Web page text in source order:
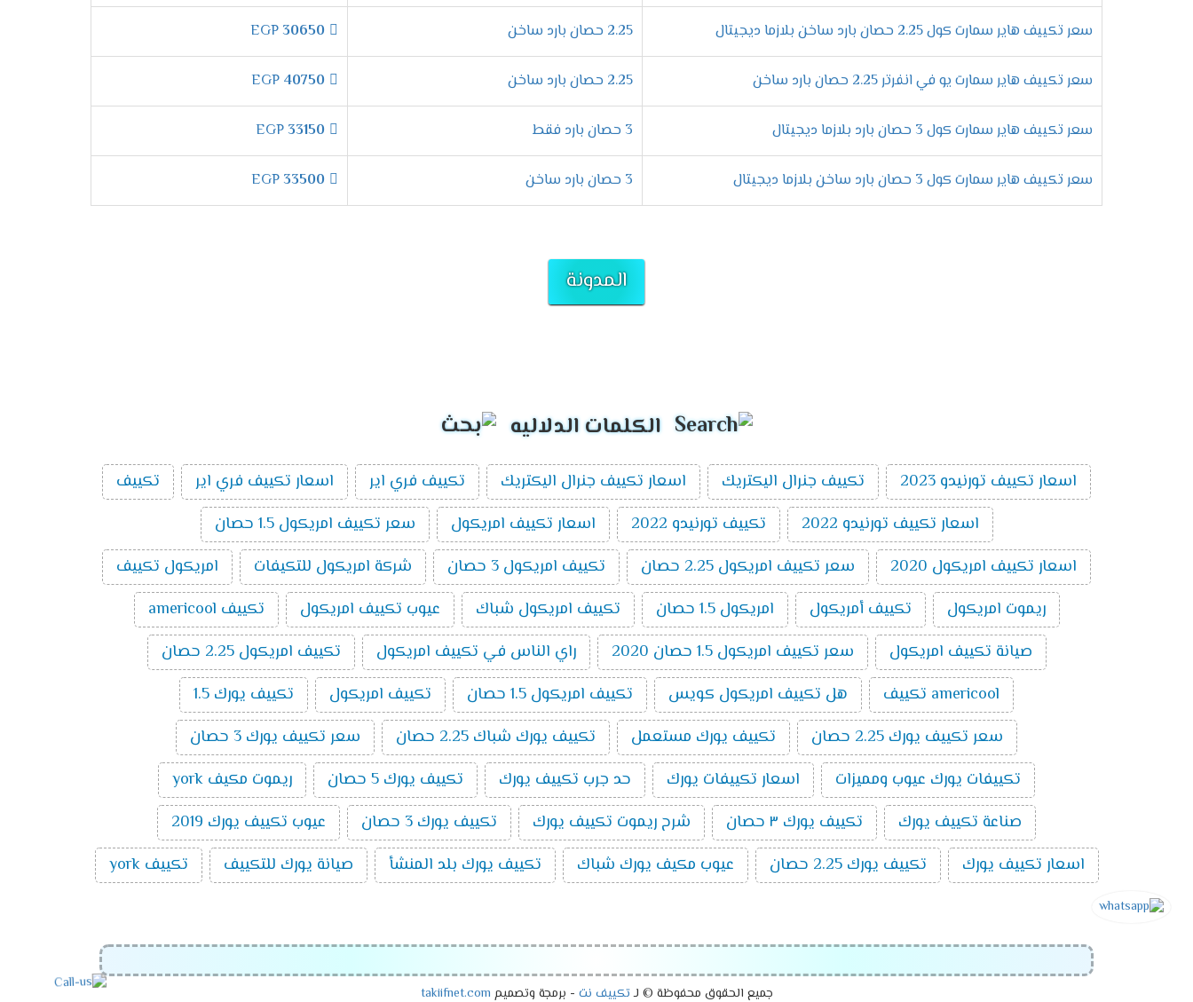
سعر تكييف هاير سمارت كول 2.25 حصان بارد ساخن بلازما ديجيتال 2.25 حصان بارد ساخن 30650
سعر تكييف هاير سمارت يو في انفرتر 2.25 حصان بارد ساخن 2.25 حصان بارد ساخن 40750
سعر تكييف هاير سمارت كول 3 حصان بارد بلازما ديجيتال 3 حصان بارد فقط 33150
سعر تكييف هاير سمارت كول 3 حصان بارد ساخن بلازما ديجيتال 3 حصان بارد ساخن 33500
المدونة
الكلمات الدلاليه
اسعار تكييف تورنيدو 2023 تكييف جنرال اليكتريك اسعار تكييف جنرال اليكتريك تكييف فري اير اسعار تكييف فري اير
تكييف
اسعار تكييف تورنيدو 2022
تكييف تورنيدو 2022 اسعار تكييف امريكول
سعر تكييف امريكول 1.5 حصان
اسعار تكييف امريكول 2020
سعر تكييف امريكول 2.25 حصان تكييف امريكول 3 حصان شركة امريكول للتكيفات
امريكول تكييف
ريموت امريكول
تكييف أمريكول امريكول 1.5 حصان تكييف امريكول شباك عيوب تكييف امريكول
تكييف americool
صيانة تكييف امريكول
سعر تكييف امريكول 1.5 حصان 2020 راي الناس في تكييف امريكول
تكييف امريكول 2.25 حصان
americool تكييف
هل تكييف امريكول كويس تكييف امريكول 1.5 حصان تكييف امريكول
تكييف يورك 1.5
سعر تكييف يورك 2.25 حصان
تكييف يورك مستعمل تكييف يورك شباك 2.25 حصان
سعر تكييف يورك 3 حصان
تكييفات يورك عيوب ومميزات
اسعار تكييفات يورك حد جرب تكييف يورك تكييف يورك 5 حصان
ريموت مكيف york
صناعة تكييف يورك
تكييف يورك ٣ حصان شرح ريموت تكييف يورك تكييف يورك 3 حصان
عيوب تكييف يورك 2019
اسعار تكييف يورك
تكييف يورك 2.25 حصان عيوب مكيف يورك شباك تكييف يورك بلد المنشأ صيانة يورك للتكييف تكييف york
جميع الحقوق محفوظة © لـتكييف نت - برمجة وتصميم takiifnet.com